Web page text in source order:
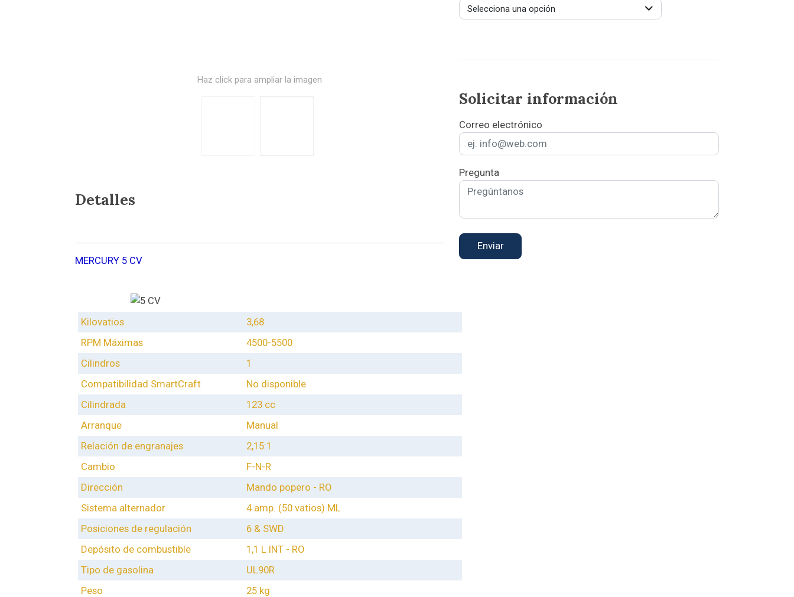
Haz click para ampliar la imagen
Detalles
MERCURY 5 CV
Kilovatios
3,68
RPM Máximas
4500-5500
Cilindros
1
Compatibilidad SmartCraft
No disponible
Cilindrada
123 cc
Arranque
Manual
Relación de engranajes
2,15:1
Cambio
F-N-R
Dirección
Mando popero - RO
Sistema alternador
4 amp. (50 vatios) ML
Posiciones de regulación
6 & SWD
Depósito de combustible
1,1 L INT - RO
Tipo de gasolina
UL90R
Peso
25 kg
Selecciona una opción
Solicitar información
Correo electrónico
Pregunta
Enviar